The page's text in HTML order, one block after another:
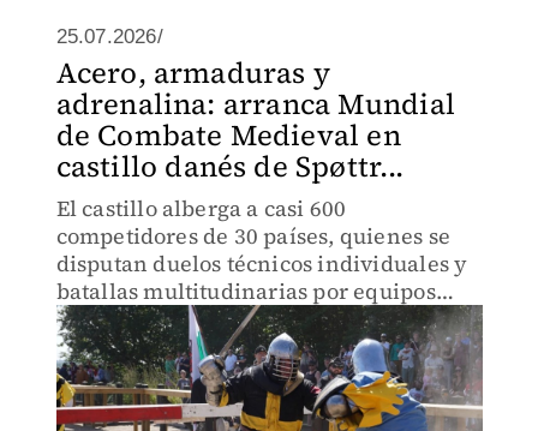
25.07.2026/
Acero, armaduras y
adrenalina: arranca Mundial
de Combate Medieval en
castillo danés de Spøttr...
El castillo alberga a casi 600
competidores de 30 países, quienes se
disputan duelos técnicos individuales y
batallas multitudinarias por equipos
llamadas "Buhurt".